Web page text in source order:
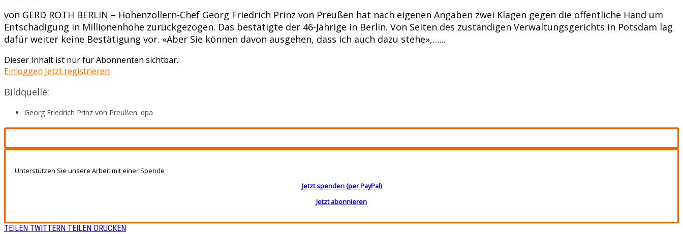
von GERD ROTH BERLIN – Hohenzollern-Chef Georg Friedrich Prinz von Preußen hat nach eigenen Angaben zwei Klagen gegen die öffentliche Hand um
Entschädigung in Millionenhöhe zurückgezogen. Das bestätigte der 46-Jährige in Berlin. Von Seiten des zuständigen Verwaltungsgerichts in Potsdam lag
dafür weiter keine Bestätigung vor. «Aber Sie können davon ausgehen, dass ich auch dazu stehe»,…...
Dieser Inhalt ist nur für Abonnenten sichtbar.
Einloggen Jetzt registrieren
Bildquelle:
Georg Friedrich Prinz von Preußen: dpa
Unterstützen Sie unsere Arbeit mit einer Spende
Jetzt spenden (per PayPal)
Jetzt abonnieren
TEILEN TWITTERN TEILEN DRUCKEN